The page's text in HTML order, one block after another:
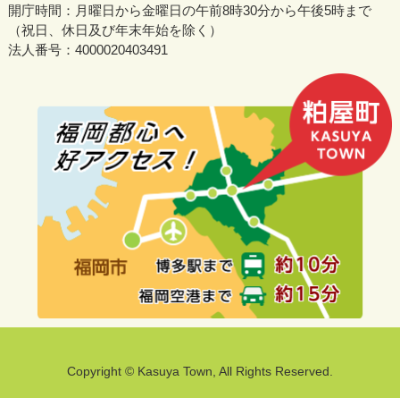
開庁時間：月曜日から金曜日の午前8時30分から午後5時まで
（祝日、休日及び年末年始を除く）
法人番号：4000020403491
Copyright © Kasuya Town, All Rights Reserved.